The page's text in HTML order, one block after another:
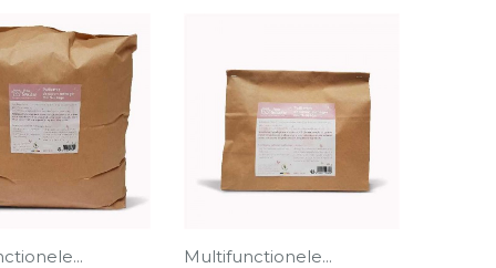
Multifunctionele...